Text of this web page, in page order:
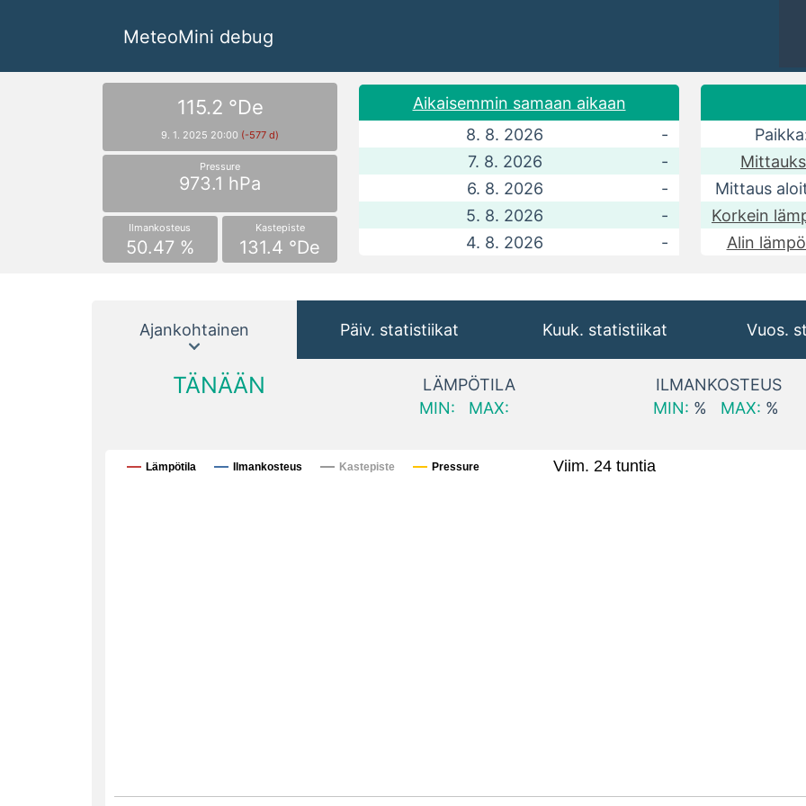
MeteoMini debug
115.2 °De
9. 1. 2025 20:00 (-577 d)
Pressure
973.1 hPa
Ilmankosteus
50.47 %
Kastepiste
131.4 °De
Aikaisemmin samaan aikaan
8. 8. 2026
-
7. 8. 2026
-
6. 8. 2026
-
5. 8. 2026
-
4. 8. 2026
-
Mittaus
Korkein
Alin
Ajankohtainen Päiv. statistiikat Kuuk. statistiikat Vuos.
TÄNÄÄN
LÄMPÖTILA
MIN:
MAX:
ILMANKOSTEUS
MIN: % MAX: %
Viim. 24 tuntia
Lämpötila Ilmankosteus Kastepiste Pressure